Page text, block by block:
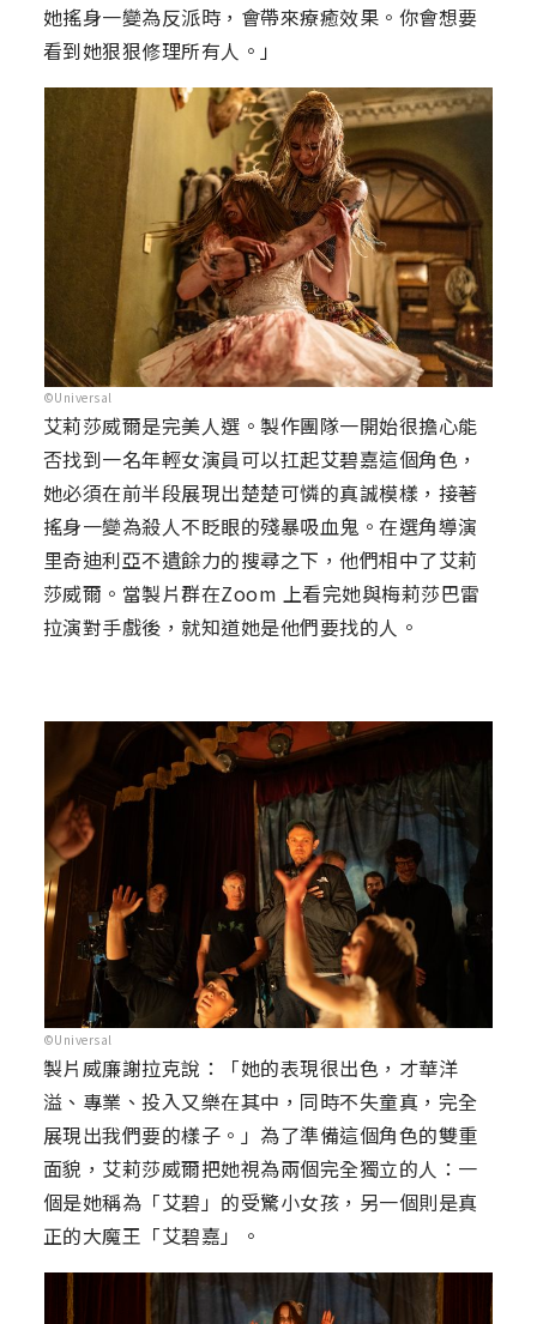
她搖身一變為反派時，會帶來療癒效果。你會想要
看到她狠狠修理所有人。」
©Universal
艾莉莎威爾是完美人選。製作團隊一開始很擔心能
否找到一名年輕女演員可以扛起艾碧嘉這個角色，
她必須在前半段展現出楚楚可憐的真誠模樣，接著
搖身一變為殺人不眨眼的殘暴吸血鬼。在選角導演
里奇迪利亞不遺餘力的搜尋之下，他們相中了艾莉
莎威爾。當製片群在Zoom 上看完她與梅莉莎巴雷
拉演對手戲後，就知道她是他們要找的人。
©Universal
製片威廉謝拉克說：「她的表現很出色，才華洋
溢、專業、投入又樂在其中，同時不失童真，完全
展現出我們要的樣子。」為了準備這個角色的雙重
面貌，艾莉莎威爾把她視為兩個完全獨立的人：一
個是她稱為「艾碧」的受驚小女孩，另一個則是真
正的大魔王「艾碧嘉」。